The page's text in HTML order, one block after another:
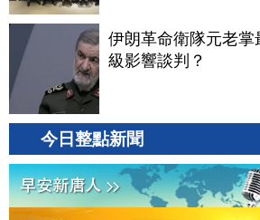
伊朗革命衛隊元老
級影響談判？
今日整點新聞